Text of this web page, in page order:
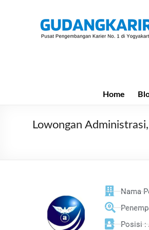
Home
Lowongan
Nama
Posisi :